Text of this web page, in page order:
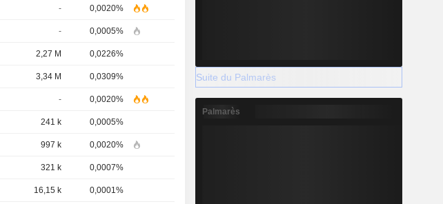
- 0,0020%
- 0,0005%
2,27 M 0,0226%
3,34 M 0,0309%
- 0,0020%
241 k 0,0005%
997 k 0,0020%
321 k 0,0007%
16,15 k 0,0001%
Suite du Palmarès
Palmarès